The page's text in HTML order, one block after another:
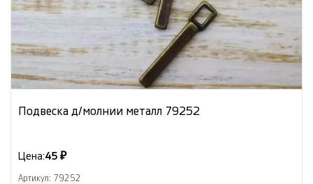
Подвеска д/молнии металл 79252
Цена:45 ₽
Артикул: 79252